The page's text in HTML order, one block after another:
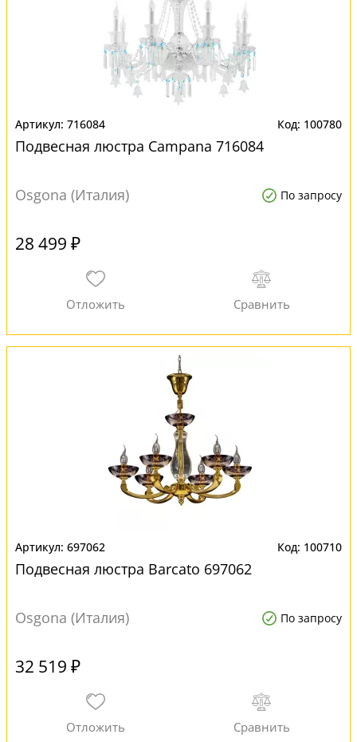
716084 100780
Подвесная люстра Campana 716084
Osgona (Италия) По запросу
28 499 ₽
697062 100710
Подвесная люстра Barcato 697062
Osgona (Италия) По запросу
32 519 ₽